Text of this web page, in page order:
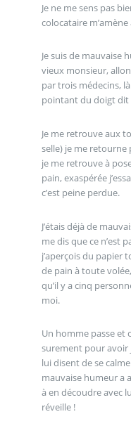
Je ne me sens pas
colocataire m’amène
Je suis de mauvaise
vieux monsieur,
par trois médecins,
pointant du doigt dit
Je me retrouve aux toilettes (dans mon rêve je vais à la
selle) je me retourne
je me retrouve à
pain, exaspérée
c’est peine perdue.
J’étais déjà de
me dis que ce n’est
j’aperçois du papier
de pain à toute
qu’il y a cinq
moi.
Un homme passe et
surement pour avoir
lui disent de se
mauvaise humeur a
à en découdre avec
réveille !